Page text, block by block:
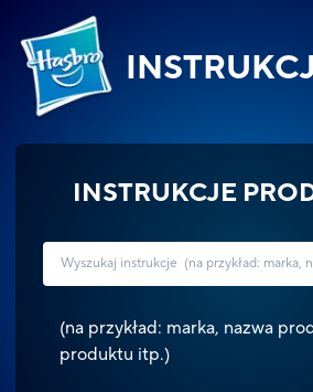
INSTRUKCJE
(na przykład: marka, nazwa
produktu itp.)